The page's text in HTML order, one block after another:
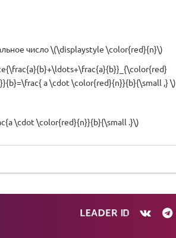
число \(\displaystyle \color{red}{n}\)
a \cdot \color{red}{n}}{b}{\small ,} \)
\cdot \color{red}{n}}{b}{\small .}\)